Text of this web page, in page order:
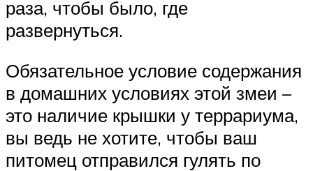
раза, чтобы было, где
развернуться.
Обязательное условие содержания
в домашних условиях этой змеи –
это наличие крышки у террариума,
вы ведь не хотите, чтобы ваш
питомец отправился гулять по